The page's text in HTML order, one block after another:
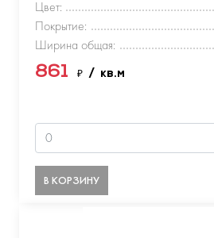
Цвет:
Покрытие:
Ширина общая:
861 ₽ / кв.м
В КОРЗИНУ